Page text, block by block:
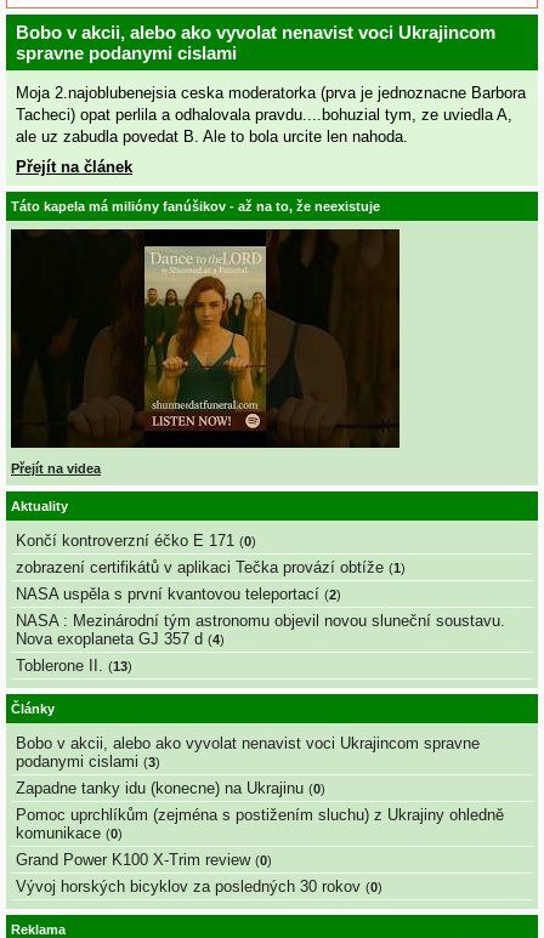
Bobo v akcii, alebo ako vyvolat nenavist voci Ukrajincom
spravne podanymi cislami
Moja 2.najoblubenejsia ceska moderatorka (prva je jednoznacne Barbora
Tacheci) opat perlila a odhalovala pravdu....bohuzial tym, ze uviedla A,
ale uz zabudla povedat B. Ale to bola urcite len nahoda.
Přejít na článek
Táto kapela má milióny fanúšikov - až na to, že neexistuje
Přejít na videa
Aktuality
Končí kontroverzní éčko E 171 (0)
zobrazení certifikátů v aplikaci Tečka provází obtíže (1 )
NASA uspěla s první kvantovou teleportací (2)
NASA : Mezinárodní tým astronomu objevil novou sluneční soustavu.
Nova exoplaneta GJ 357 d (4)
Toblerone II. (13)
Články
Bobo v akcii, alebo ako vyvolat nenavist voci Ukrajincom spravne
podanymi cislami (3)
Zapadne tanky idu (konecne) na Ukrajinu (0)
Pomoc uprchlíkům (zejména s postižením sluchu) z Ukrajiny ohledně
komunikace (0)
Grand Power K100 X-Trim review (0)
Vývoj horských bicyklov za posledných 30 rokov (0)
Reklama